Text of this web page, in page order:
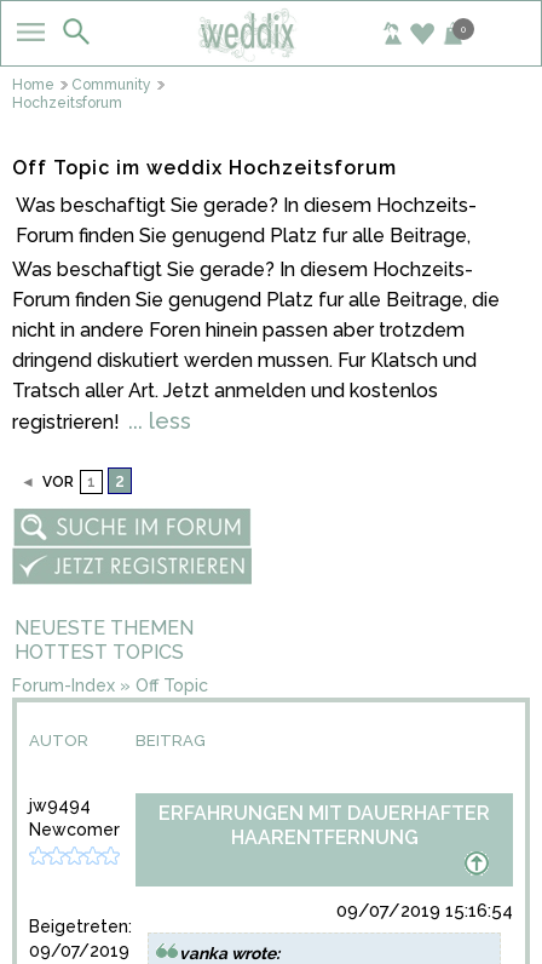
0
Home
Community
Hochzeitsforum
Off Topic im weddix Hochzeitsforum
Was beschaftigt Sie gerade? In diesem Hochzeits-
Forum finden Sie genugend Platz fur alle Beitrage,
Was beschaftigt Sie gerade? In diesem Hochzeits-
Forum finden Sie genugend Platz fur alle Beitrage, die
nicht in andere Foren hinein passen aber trotzdem
dringend diskutiert werden mussen. Fur Klatsch und
Tratsch aller Art. Jetzt anmelden und kostenlos
registrieren! ... less
◄ VOR 1 2
NEUESTE THEMEN
HOTTEST TOPICS
Forum-Index » Off Topic
AUTOR BEITRAG
jw9494
Newcomer
Beigetreten:
09/07/2019
ERFAHRUNGEN MIT DAUERHAFTER
HAARENTFERNUNG
09/07/2019 15:16:54
vanka wrote: